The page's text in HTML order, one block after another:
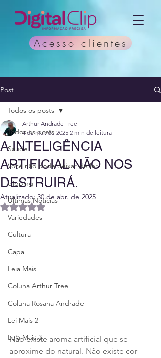
Acesso clientes
Post
Todos os posts
Saúde
Você não pode deixar de ler
clipping
Últimas Notícias
Variedades
Cultura
Capa
Leia Mais
Coluna Arthur Tree
Coluna Rosana Andrade
Lei Mais 2
Leia Mais 3
Todos os posts
A INTELIGÊNCIA
ARTIFICIAL NÃO NOS
DESTRUIRÁ.
Arthur Andrade Tree
4 de mar. de 2025 2 min de leitura
Atualizado:30 de abr. de 2025
Avaliado com NaN de 5 estrelas.
Não existe aroma artificial que se
aproxime do natural. Não existe cor